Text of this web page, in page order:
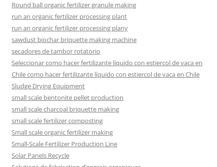
Round ball organic fertilizer granule making
run an organic fertilizer processing plant
run an organic fertilizer processing plany
sawdust biochar briquette making machine
secadores de tambor rotatorio
Seleccionar como hacer fertilizante líquido con estiercol de vaca en
Chile como hacer fertilizante líquido con estiercol de vaca en Chile
Sludge Drying Equipment
small scale bentonite pellet production
small scale charcoal briquette making
small scale fertilizer composting
Small scale organic fertilizer making
Small-Scale Fertilizer Production Line
Solar Panels Recycle